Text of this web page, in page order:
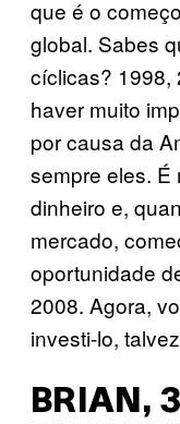
que é o
global. Sabes
cíclicas? 1998,
haver muito
por causa da
sempre eles. É
dinheiro e,
mercado,
oportunidade
2008. Agora,
investi-lo,
BRIAN,